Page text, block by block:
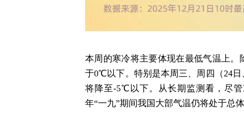
本周的寒冷将主要体现在最低气温上
于0℃以下。特别是本周三、周四（24
将降至-5℃以下。从长期监测看，尽
年“一九”期间我国大部气温仍将处于总